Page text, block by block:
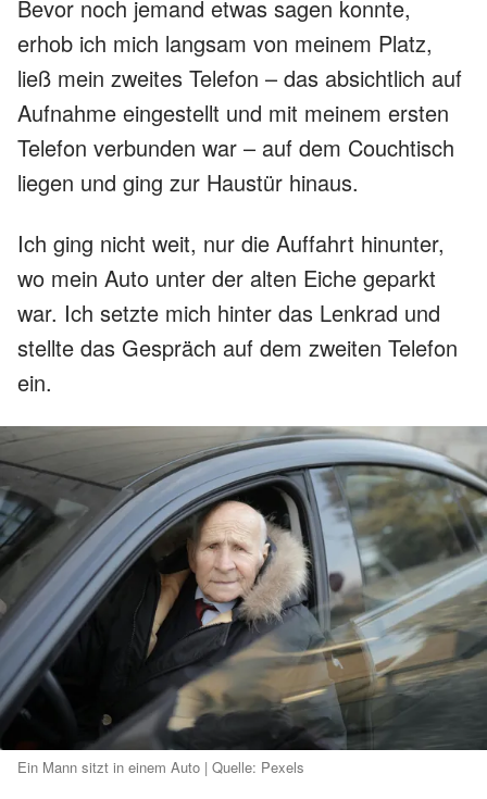
Bevor noch jemand etwas sagen konnte,
erhob ich mich langsam von meinem Platz,
ließ mein zweites Telefon – das absichtlich auf
Aufnahme eingestellt und mit meinem ersten
Telefon verbunden war – auf dem Couchtisch
liegen und ging zur Haustür hinaus.
Ich ging nicht weit, nur die Auffahrt hinunter,
wo mein Auto unter der alten Eiche geparkt
war. Ich setzte mich hinter das Lenkrad und
stellte das Gespräch auf dem zweiten Telefon
ein.
Ein Mann sitzt in einem Auto | Quelle: Pexels